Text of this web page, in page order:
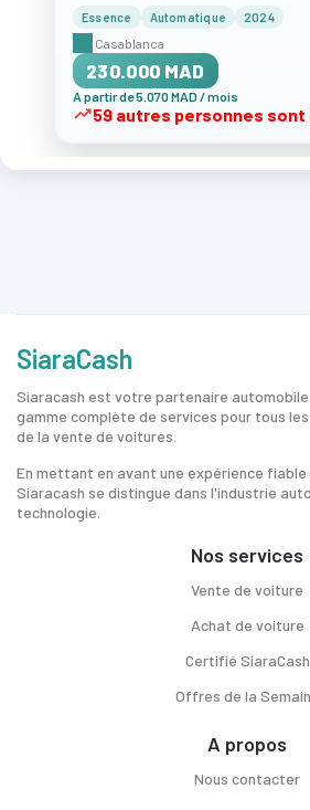
Essence Automatique 2024
Casablanca
230.000 MAD
A partir de 5.070 MAD / mois
59 autres personnes
SiaraCash
Siaracash est votre partenaire
gamme complète de services pour tous
de la vente de voitures.
En mettant en avant une expérience
Siaracash se distingue dans l'industrie
technologie.
Nos services
Vente de voiture
Achat de voiture
Certifié SiaraCash
Offres de la
A propos
Nous contacter